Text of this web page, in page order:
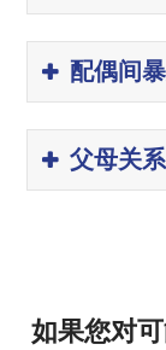
配偶间
父母关
如果您对